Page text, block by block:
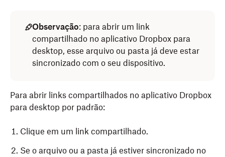
Observação: para abrir um link
compartilhado no aplicativo Dropbox para
desktop, esse arquivo ou pasta já deve estar
sincronizado com o seu dispositivo.
Para abrir links compartilhados no aplicativo Dropbox
para desktop por padrão:
Clique em um link compartilhado.
Se o arquivo ou a pasta já estiver sincronizado no